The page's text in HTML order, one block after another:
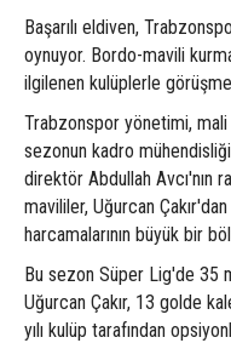
Başarılı eldiven,
oynuyor. Bordo-mavili
ilgilenen kulüplerle
Trabzonspor yönetimi,
sezonun kadro mühendisliği
direktör Abdullah Avcı'nın
mavililer, Uğurcan
harcamalarının büyük bir
Bu sezon Süper Lig'de 35
Uğurcan Çakır, 13 golde
yılı kulüp tarafından